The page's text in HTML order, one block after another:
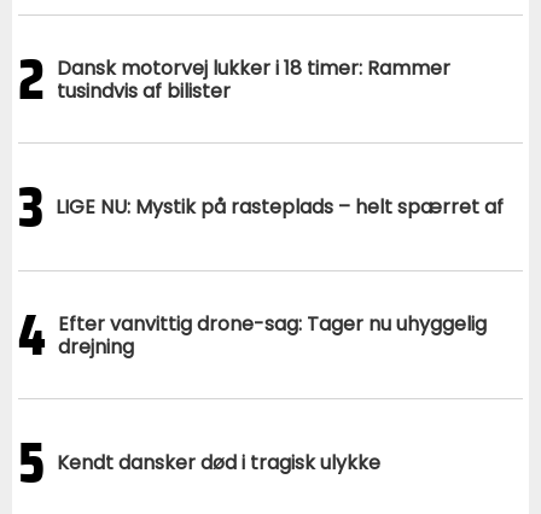
2 Dansk motorvej lukker i 18 timer: Rammer
tusindvis af bilister
3 LIGE NU: Mystik på rasteplads – helt spærret af
4 Efter vanvittig drone-sag: Tager nu uhyggelig
drejning
5 Kendt dansker død i tragisk ulykke